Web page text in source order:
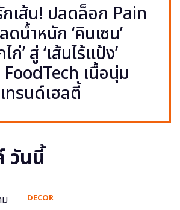
เส้น! ปลดล็อก Pain
น้ำหนัก ‘คินเซน’
ก่’ สู่ ‘เส้นไร้แป้ง’
เนื้อนุ่ม
ทรนด์เฮลตี้
วันนี้
DECOR